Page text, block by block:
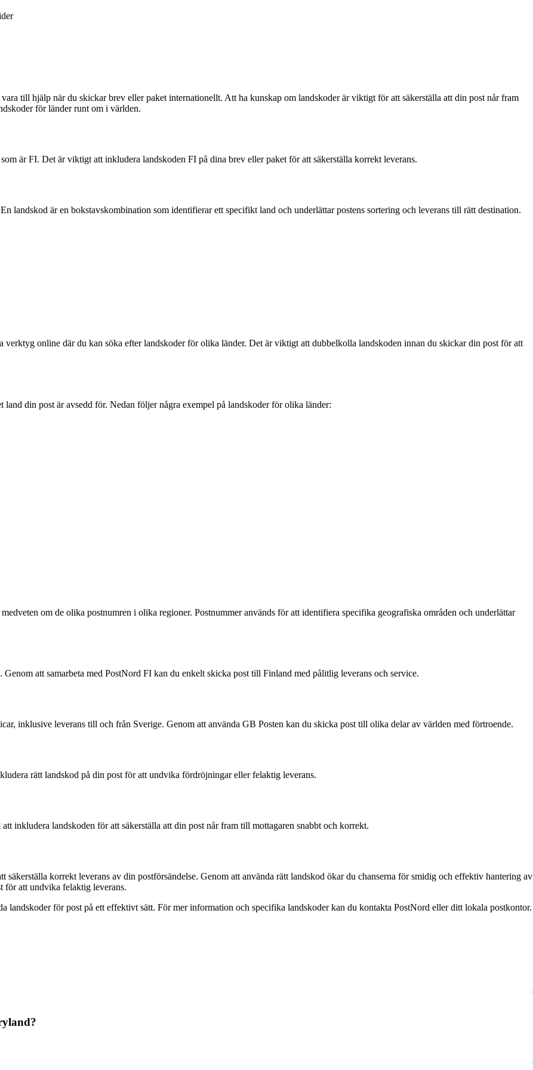
till hjälp när du skickar brev eller paket internationellt. Att ha kunskap om landskoder är viktigt för att säkerställa att din post når fram
för länder runt om i världen.
är FI. Det är viktigt att inkludera landskoden FI på dina brev eller paket för att säkerställa korrekt leverans.
landskod är en bokstavskombination som identifierar ett specifikt land och underlättar postens sortering och leverans till rätt destination.
online där du kan söka efter landskoder för olika länder. Det är viktigt att dubbelkolla landskoden innan du skickar din post för att
din post är avsedd för. Nedan följer några exempel på landskoder för olika länder:
om de olika postnumren i olika regioner. Postnummer används för att identifiera specifika geografiska områden och underlättar
att samarbeta med PostNord FI kan du enkelt skicka post till Finland med pålitlig leverans och service.
inklusive leverans till och från Sverige. Genom att använda GB Posten kan du skicka post till olika delar av världen med förtroende.
rätt landskod på din post för att undvika fördröjningar eller felaktig leverans.
inkludera landskoden för att säkerställa att din post når fram till mottagaren snabbt och korrekt.
korrekt leverans av din postförsändelse. Genom att använda rätt landskod ökar du chanserna för smidig och effektiv hantering av
för att undvika felaktig leverans.
landskoder för post på ett effektivt sätt. För mer information och specifika landskoder kan du kontakta PostNord eller ditt lokala postkontor.